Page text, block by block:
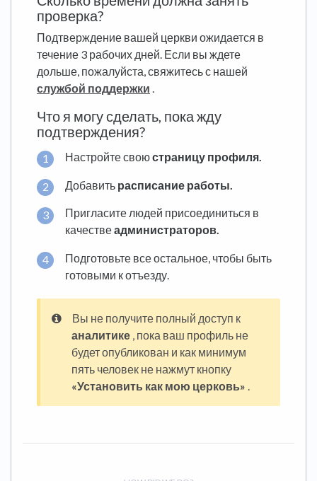
проверка?
Подтверждение вашей церкви ожидается в
течение 3 рабочих дней. Если вы ждете
дольше, пожалуйста, свяжитесь с нашей
службой поддержки .
Что я могу сделать, пока жду
подтверждения?
Настройте своюстраницу профиля.
Добавить расписание работы.
Пригласите людей присоединиться в
качествеадминистраторов.
Подготовьте все остальное, чтобы быть
готовыми к отъезду.
Вы не получите полный доступ к
аналитике , пока ваш профиль не
будет опубликован и как минимум
пять человек не нажмут кнопку
«Установить как мою церковь» .